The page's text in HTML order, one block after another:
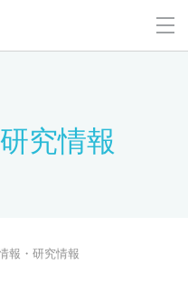
究情報
報・研究情報